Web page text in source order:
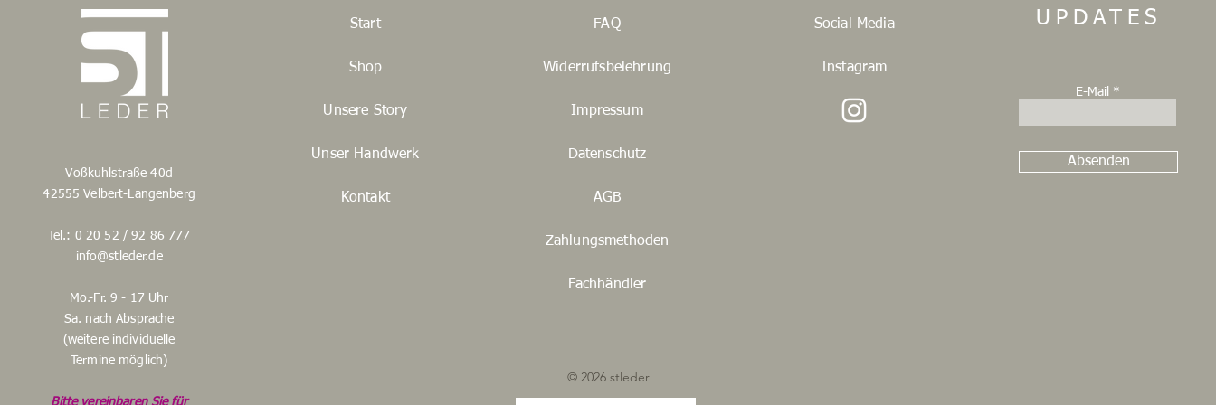
Voßkuhlstraße 40d
42555 Velbert-Langenberg
Tel.: 0 20 52 / 92 86 777
info@stleder.de
Mo.-Fr. 9 - 17 Uhr
Sa. nach Absprache
(weitere individuelle
Termine möglich)
Bitte vereinbaren Sie für
Start
Shop
Unsere Story
Unser Handwerk
Kontakt
FAQ
Widerrufsbelehrung
Impressum
Datenschutz
AGB
Zahlungsmethoden
Fachhändler
Social Media
Instagram
UPDATES
E-Mail
Absenden
© 2026 stleder